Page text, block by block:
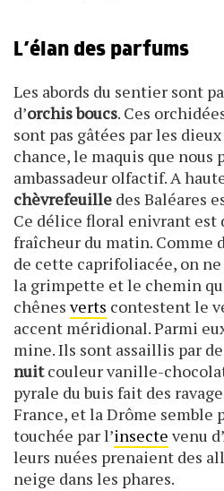
L’élan des parfums
Les abords du sentier sont
d’orchis boucs. Ces
sont pas gâtées par les dieux
chance, le maquis que nous
ambassadeur olfactif. A
chèvrefeuille des Baléares
Ce délice floral enivrant est
fraîcheur du matin. Comme
de cette caprifoliacée, on
la grimpette et le chemin
chênes verts contestent le
accent méridional. Parmi
mine. Ils sont assaillis par
nuitcouleur vanille-
pyrale du buis fait des
France, et la Drôme
touchée par l’insecte venu
leurs nuées prenaient des
neige dans les phares.